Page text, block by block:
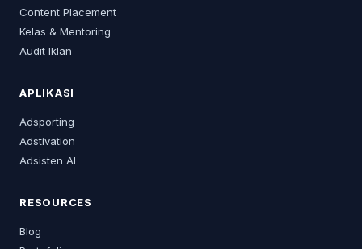
Content Placement
Kelas & Mentoring
Audit Iklan
APLIKASI
Adsporting
Adstivation
Adsisten AI
RESOURCES
Blog